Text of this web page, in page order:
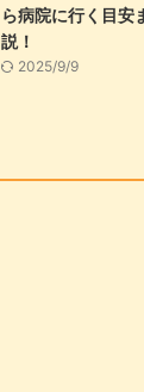
ら病院に行く目安
説！
2025/9/9